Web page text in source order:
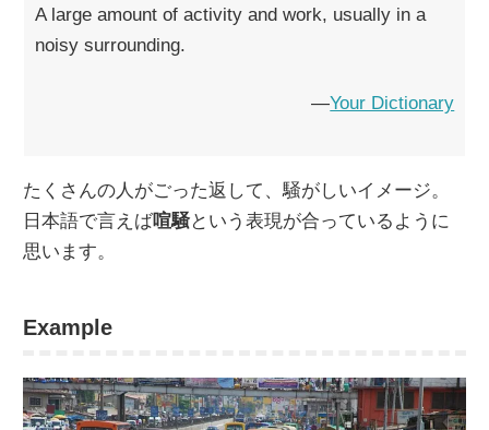
A large amount of activity and work, usually in a
noisy surrounding.
―Your Dictionary
たくさんの人がごった返して、騒がしいイメージ。
日本語で言えば喧騒という表現が合っているように
思います。
Example